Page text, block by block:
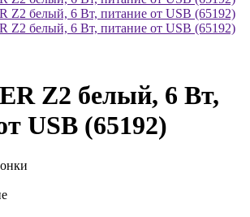
Z2 белый, 6 Вт,
USB (65192)